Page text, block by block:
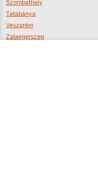
Szombathely
Tatabánya
Veszprém
Zalaegerszeg